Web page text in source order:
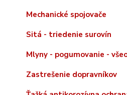
Mechanické spojovače
Sitá - triedenie surovín
Mlyny - pogumovanie -
Zastrešenie dopravníkov